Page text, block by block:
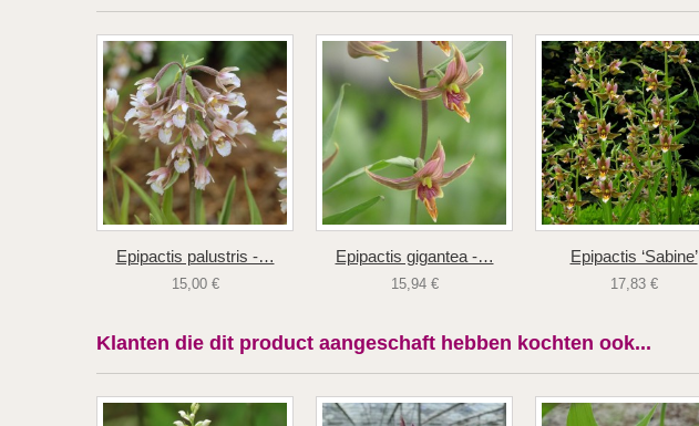
Epipactis palustris -…
15,00 €
Epipactis gigantea -…
15,94 €
Epipactis ‘Sabine’
17,83 €
Klanten die dit product aangeschaft hebben kochten ook...